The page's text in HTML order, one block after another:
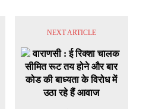
NEXT ARTICLE